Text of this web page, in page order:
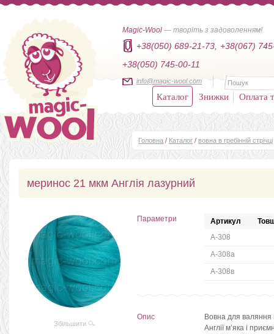
Magic-Wool — творіть з задоволенням!
+38(050) 689-21-73,
+38(067)
+38(050) 745-00-11
info@magic-wool.com
Каталог Знижки Оплата
Головна / Каталог / вовна в гребінній стрічці
меринос 21 мкм Англія лазурний
Збільшити
Параметри Артикул
А-308
А-308а
А-308в
Опис
Вовна для
Англії м’яка і